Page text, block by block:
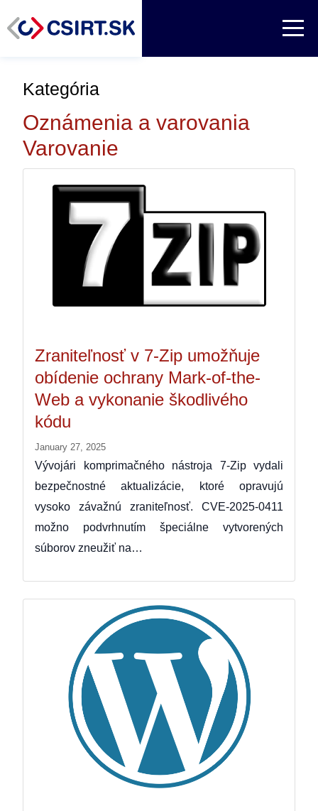
Kategória
Oznámenia a varovania
Varovanie
Zraniteľnosť v 7-Zip umožňuje
obídenie ochrany Mark-of-the-
Web a vykonanie škodlivého
kódu
January 27, 2025
Vývojári komprimačného nástroja 7-Zip vydali
bezpečnostné aktualizácie, ktoré opravujú
vysoko závažnú zraniteľnosť. CVE-2025-0411
možno podvrhnutím špeciálne vytvorených
súborov zneužiť na…